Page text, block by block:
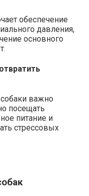
обеспечение
давления,
основного
важно
посещать
питание и
стрессовых